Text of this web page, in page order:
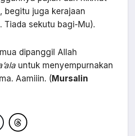
begitu juga kerajaan
Tiada sekutu bagi-Mu).
dipanggil Allah
untuk menyempurnakan
Aamiiin. ( Mursalin